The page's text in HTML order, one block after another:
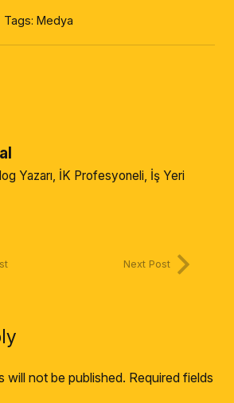
Tags:Medya
Yazarı, İK Profesyoneli, İş Yeri
Next Post
will not be published. Required fields